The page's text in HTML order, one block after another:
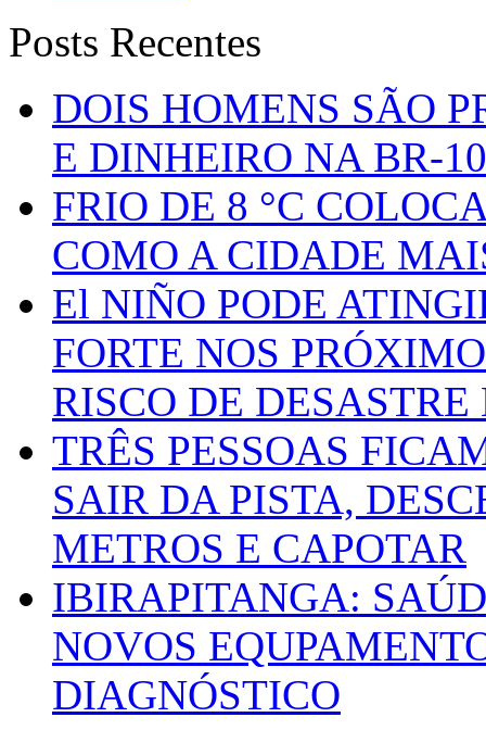
Posts Recentes
DOIS HOMENS SÃO
E DINHEIRO NA BR-
FRIO DE 8 °C
COMO A CIDADE
El NIÑO PODE
FORTE NOS
RISCO DE
TRÊS PESSOAS
SAIR DA PISTA,
METROS E CAPOTAR
IBIRAPITANGA:
NOVOS
DIAGNÓSTICO